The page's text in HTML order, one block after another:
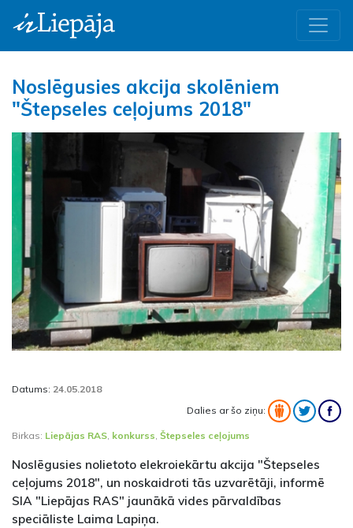
Noslēgusies akcija skolēniem
"Štepseles ceļojums 2018"
Datums: 24.05.2018
Dalies ar šo ziņu:
Birkas: Liepājas RAS, konkurss, Štepseles ceļojums
Noslēgusies nolietoto elekroiekārtu akcija "Štepseles
ceļojums 2018", un noskaidroti tās uzvarētāji, informē
SIA "Liepājas RAS" jaunākā vides pārvaldības
speciāliste Laima Lapiņa.